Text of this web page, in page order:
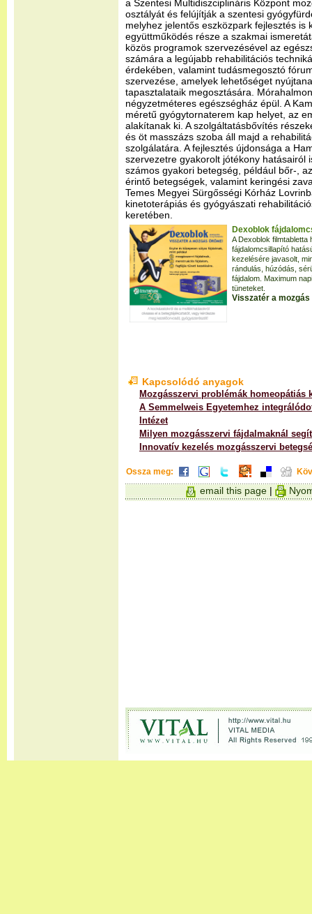
a Szentesi Multidiszciplináris Központ
osztályát és felújítják a szentesi
melyhez jelentős eszközpark fejlesztés is
együttműködés része a szakmai
közös programok szervezésével az
számára a legújabb rehabilitációs
érdekében, valamint tudásmegosztó
szervezése, amelyek lehetőséget
tapasztalataik megosztására.
négyzetméteres egészségház épül. A
méretű gyógytornaterem kap helyet, az
alakítanak ki. A szolgáltatásbővítés
és öt masszázs szoba áll majd a
szolgálatára. A fejlesztés újdonsága a
szervezetre gyakorolt jótékony hatásairól
számos gyakori betegség, például bőr-,
érintő betegségek, valamint keringési
Temes Megyei Sürgősségi Kórház
kinetoterápiás és gyógyászati
keretében.
Dexoblok
A Dexoblok
fájdalomcsillapító
kezelésére javasolt,
rándulás, húzódás,
fájdalom. Maximum
tüneteket.
Visszatér a
Kapcsolódó anyagok
Mozgásszervi problémák homeopátiás
A Semmelweis Egyetemhez
Intézet
Milyen mozgásszervi fájdalmaknál
Innovatív kezelés mozgásszervi
Ossza meg:
email this page |